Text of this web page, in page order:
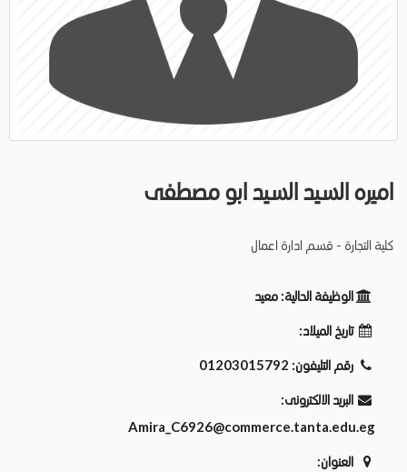
اميره السيد السيد ابو مصطفى
كلية التجارة - قسم ادارة اعمال
الوظيفة الحالية: معيد
تاريخ الميلاد:
رقم التليفون: 01203015792
البريد الالكترونى:
Amira_C6926@commerce.tanta.edu.eg
العنوان: